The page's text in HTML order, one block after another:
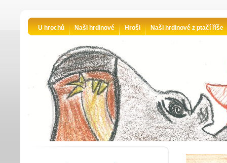
U hrochů Naši hrdinové Hroši Naši hrdinové z ptačí říše